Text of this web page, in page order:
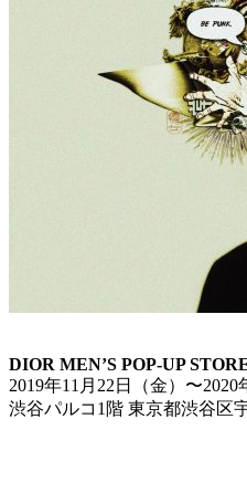
DIOR MEN’S POP-UP
2019年11月22日（金）〜2020
渋谷パルコ1階 東京都渋谷区